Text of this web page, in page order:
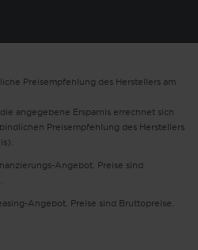
Preisempfehlung des Herstellers am
angegebene Ersparnis errechnet sich
Preisempfehlung des Herstellers
Angebot. Preise sind
Angebot. Preise sind Bruttopreise.